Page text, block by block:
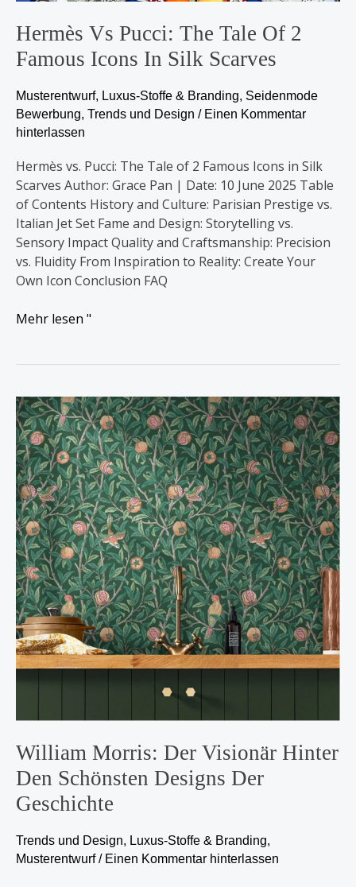
Hermès Vs Pucci: The Tale Of 2
Famous Icons In Silk Scarves
Musterentwurf, Luxus-Stoffe & Branding, Seidenmode
Bewerbung, Trends und Design / Einen Kommentar
hinterlassen
Hermès vs. Pucci: The Tale of 2 Famous Icons in Silk
Scarves Author: Grace Pan | Date: 10 June 2025 Table
of Contents History and Culture: Parisian Prestige vs.
Italian Jet Set Fame and Design: Storytelling vs.
Sensory Impact Quality and Craftsmanship: Precision
vs. Fluidity From Inspiration to Reality: Create Your
Own Icon Conclusion FAQ
Mehr lesen "
William Morris: Der Visionär Hinter
Den Schönsten Designs Der
Geschichte
Trends und Design, Luxus-Stoffe & Branding,
Musterentwurf/ Einen Kommentar hinterlassen
William
Morris:
Der
Visionär
hinter
den
schönsten
Designs
der
Geschichte